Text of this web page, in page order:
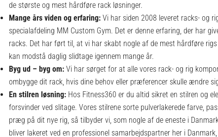
de største og mest hårdføre rack løsninger.
Mange års viden og erfaring: Vi har siden 2008 leveret racks- og
specialafdeling MM Custom Gym. Det er denne erfaring, der har
racks. Det har ført til, at vi har skabt nogle af de mest hårdføre
kan modstå daglig slidtage igennem mange år.
Byg ud – byg om: Vi har sørget for at alle vores rack- og rig
ombygge dit rack, hvis dine behov eller præferencer skulle ændre
En stilren løsning: Hos Fitness360 er du altid sikret en stilren og
forsvinder ved slitage. Vores stilrene sorte pulverlakerede farve,
præg på dit nye rig, så tilbyder vi, som nogle af de eneste i
bliver lakeret ved en professionel samarbejdspartner her i